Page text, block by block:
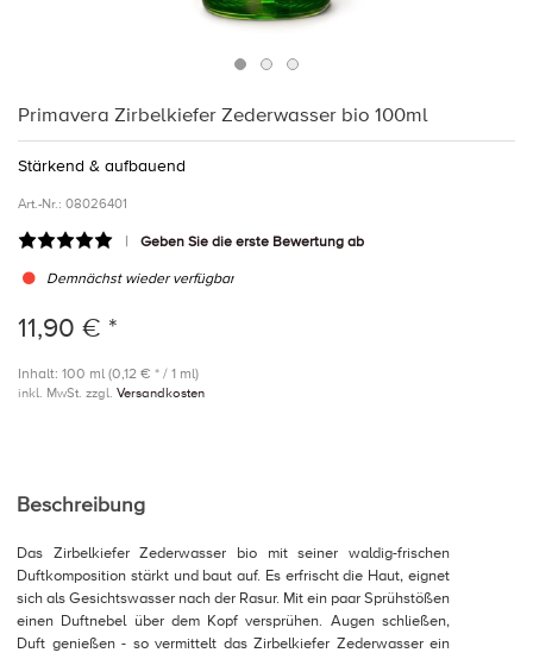
Primavera Zirbelkiefer Zederwasser bio 100ml
Stärkend & aufbauend
Art.-Nr.: 08026401
Geben Sie die erste Bewertung ab
Demnächst wieder verfügbar
11,90 € *
Inhalt: 100 ml (0,12 € * / 1 ml)
inkl. MwSt. zzgl. Versandkosten
Beschreibung
Das Zirbelkiefer Zederwasser bio mit seiner waldig-frischen
Duftkomposition stärkt und baut auf. Es erfrischt die Haut, eignet
sich als Gesichtswasser nach der Rasur. Mit ein paar Sprühstößen
einen Duftnebel über dem Kopf versprühen. Augen schließen,
Duft genießen - so vermittelt das Zirbelkiefer Zederwasser ein